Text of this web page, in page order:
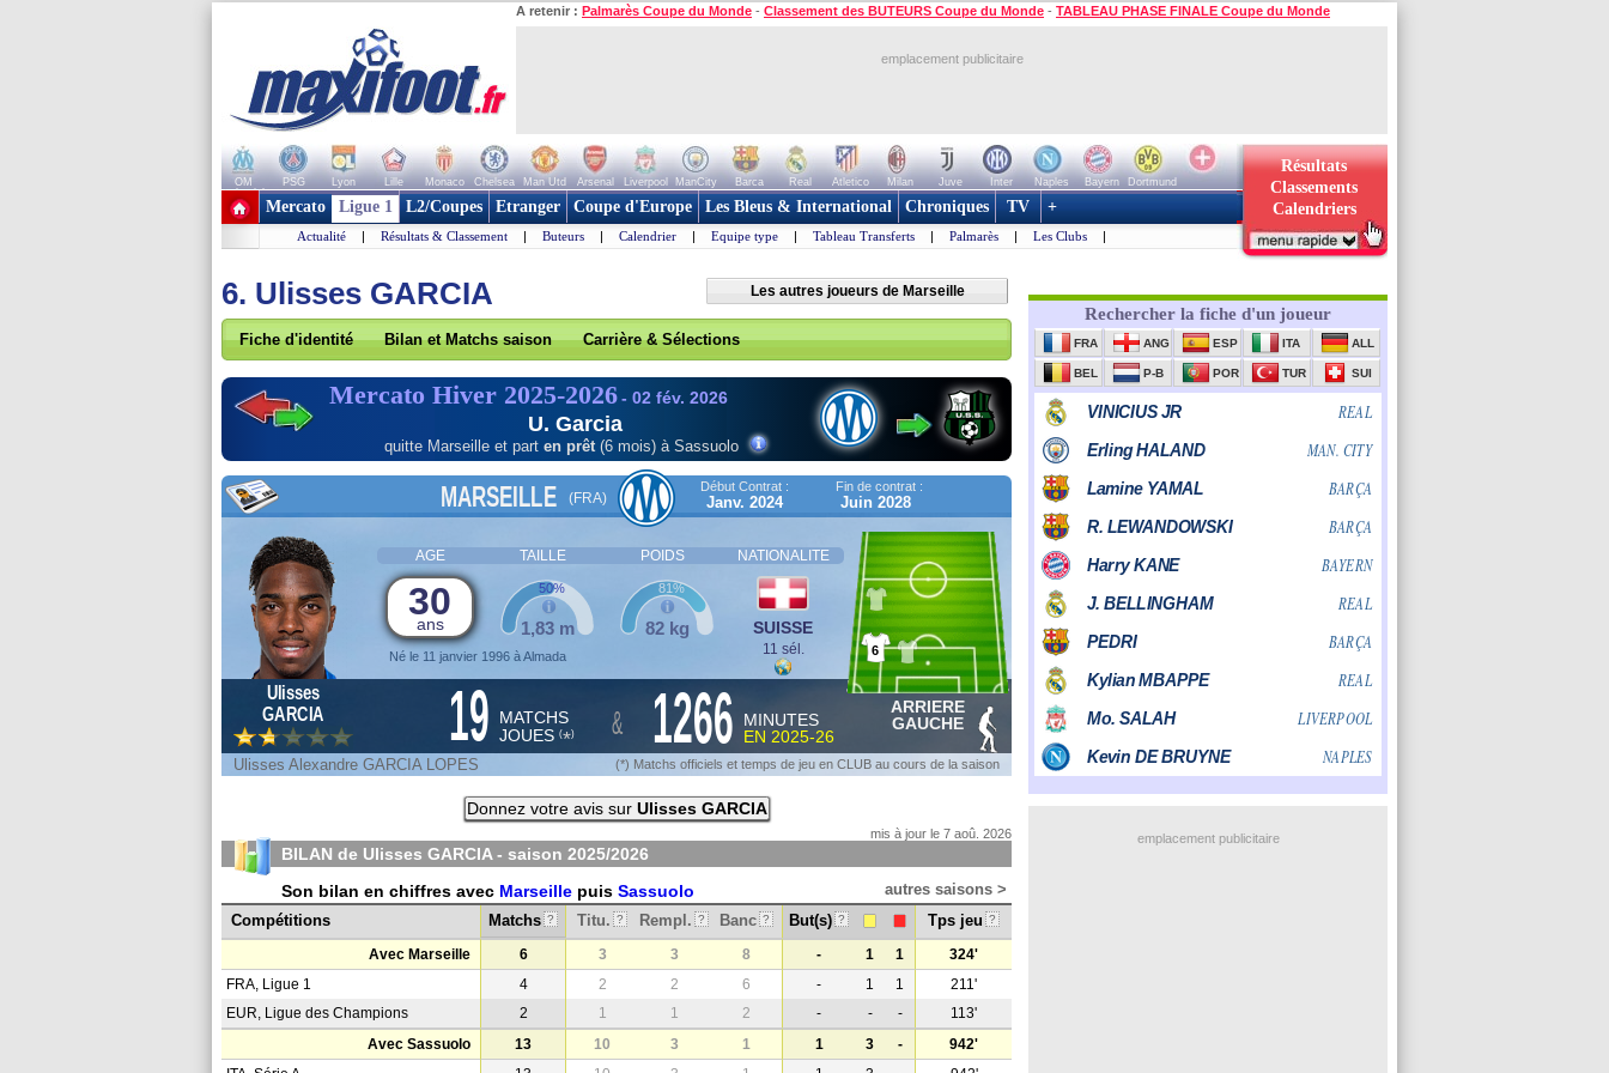
A retenir : Palmarès Coupe du Monde - Classement des BUTEURS Coupe du Monde - TABLEAU PHASE FINALE Coupe du Monde
emplacement publicitaire
OM PSG Lyon Lille Monaco Chelsea Man Utd Arsenal Liverpool ManCity Barca Real Atletico Milan Juve Inter Naples Bayern
Dortmund
+ de clubs
Résultats
Classements
Calendriers
Mercato Ligue 1 L2/Coupes Etranger Coupe d'Europe Les Bleus & International Chroniques TV +
Actualité | Résultats & Classement | Buteurs | Calendrier | Equipe type | Tableau Transferts | Palmarès | Les Clubs |
6. Ulisses GARCIA Les autres joueurs de Marseille
Fiche d'identité Bilan et Matchs saison Carrière & Sélections
Mercato Hiver 2025-2026- 02 fév. 2026
U. Garcia
quitte Marseille et part en prêt(6 mois) à Sassuolo
MARSEILLE (FRA)
Début Contrat :
Janv. 2024
Fin de contrat :
Juin 2028
AGE TAILLE POIDS NATIONALITE
30
ans
Né le 11 janvier 1996 à Almada
1,83 m
50%
82 kg
81%
SUISSE
11 sél. 6
Ulisses
GARCIA
19
MATCHS
JOUES (*) & 1266
MINUTES
EN 2025-26
ARRIERE
GAUCHE
Ulisses Alexandre GARCIA LOPES (*) Matchs officiels et temps de jeu en CLUB au cours de la saison
Donnez votre avis sur Ulisses GARCIA
mis à jour le 7 aoû. 2026
BILAN de Ulisses GARCIA - saison 2025/2026
Son bilan en chiffres avec Marseille puis Sassuolo
autres saisons >
Compétitions
Matchs ? Titu. ? Rempl. ? Banc ? But(s) ? Tps jeu ?
Avec Marseille 6 3 3 8 - 1 1
324'
FRA, Ligue 1
4 2 2 6 - 1 1
211'
EUR, Ligue des Champions
2 1 1 2 - - -
113'
Avec Sassuolo
13 10 3 1 1 3 -
942'
emplacement publicitaire